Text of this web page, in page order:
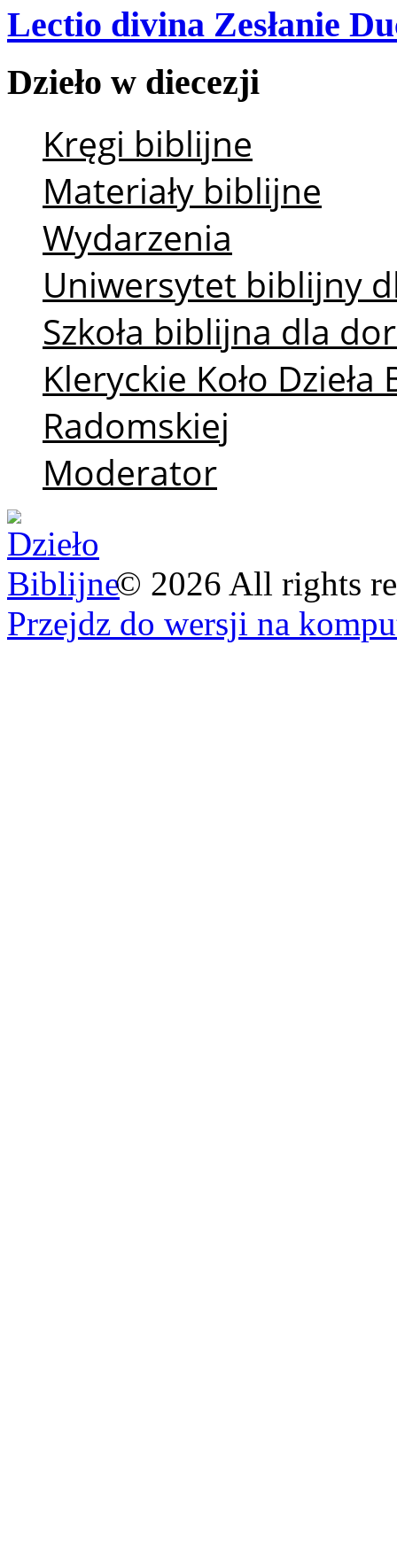
Lectio divina Zesłanie
Dzieło w diecezji
Kręgi biblijne
Materiały biblijne
Wydarzenia
Uniwersytet biblijny
Szkoła biblijna dla
Kleryckie Koło
Radomskiej
Moderator
© 2026 All rights
Przejdz do wersji na